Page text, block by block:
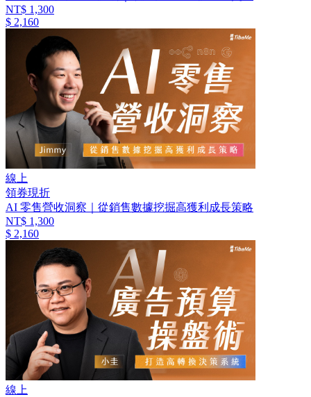
NT$ 1,300
$ 2,160
線上
領券現折
AI 零售營收洞察｜從銷售數據挖掘高獲利成長策略
NT$ 1,300
$ 2,160
線上